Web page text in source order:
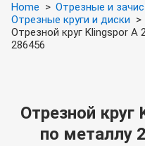
Home
Отрезные и
Отрезные круги и диски
Отрезной круг Klingspor A
286456
Отрезной круг
по металлу